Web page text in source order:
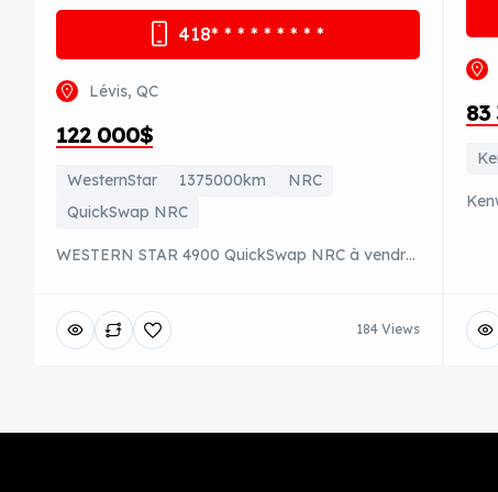
418* * * * * * * * *
Lévis, QC
122 000$
WesternStar 1375000km
NRC
QuickSwap NRC
WESTERN STAR 4900 QuickSwap NRC à vendre
#C2A00530 refait a 500 000km Transmission
Eaton-fuller 18vitesse #rtlo-18918B Essieux avant
184 Views
83